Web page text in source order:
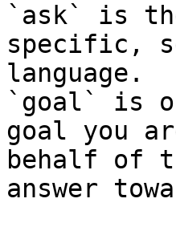
`ask` is
specific,
language.
`goal` is
goal you
behalf of
answer